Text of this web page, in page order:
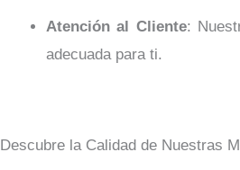
Atención al Cliente:
adecuada para ti.
Descubre la Calidad de Nuestras